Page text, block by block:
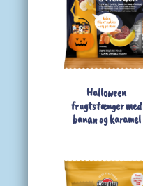
Halloween
frugtstænger med
banan og karamel